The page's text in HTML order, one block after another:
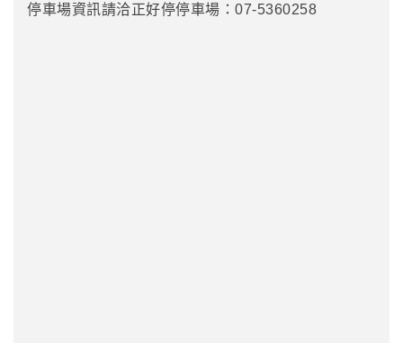
停車場資訊請洽正好停停車場：07-5360258